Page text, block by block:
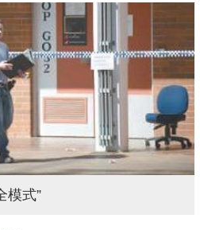
模式”